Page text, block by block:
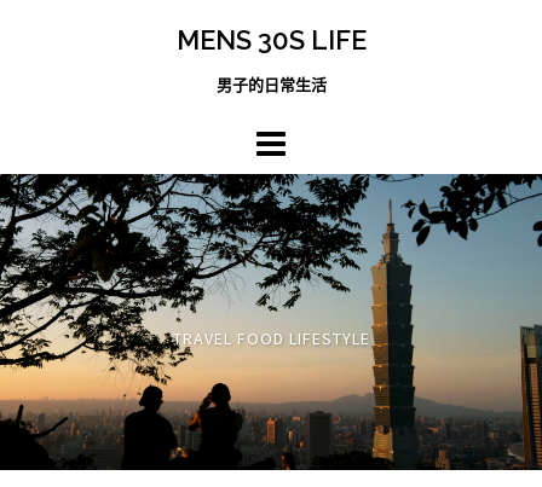
MENS 30S LIFE
男子的日常生活
TRAVEL FOOD LIFESTYLE